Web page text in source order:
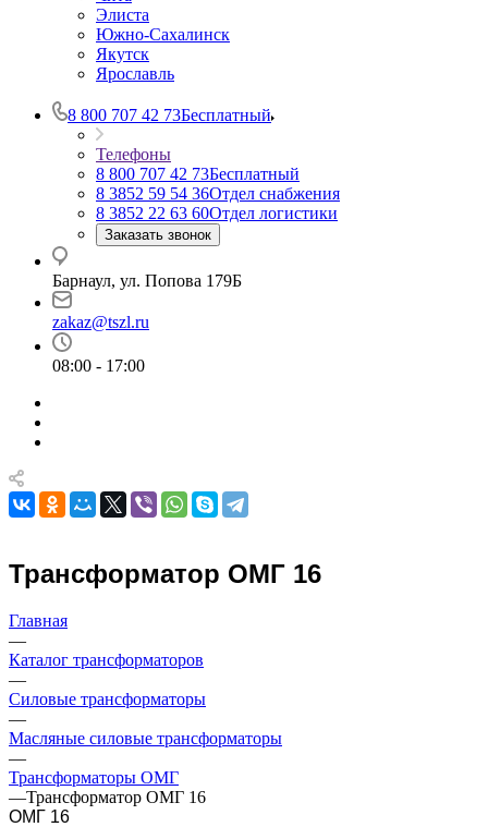
Элиста
Южно-Сахалинск
Якутск
Ярославль
8 800 707 42 73Бесплатный
Телефоны
8 800 707 42 73Бесплатный
8 3852 59 54 36Отдел снабжения
8 3852 22 63 60Отдел логистики
Заказать звонок
Барнаул, ул. Попова 179Б
zakaz@tszl.ru
08:00 - 17:00
Трансформатор ОМГ 16
Главная
—
Каталог трансформаторов
—
Силовые трансформаторы
—
Масляные силовые трансформаторы
—
Трансформаторы ОМГ
—Трансформатор ОМГ 16
ОМГ 16